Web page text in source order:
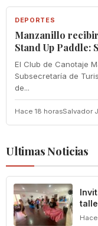
DEPORTES
Manzanillo
Stand Up Paddle:
El Club de Canotaje
Subsecretaría de
de...
Hace 18 horasSalvador
Ultimas Noticias